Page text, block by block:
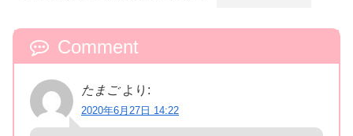
Comment
たまご より:
2020年6月27日 14:22